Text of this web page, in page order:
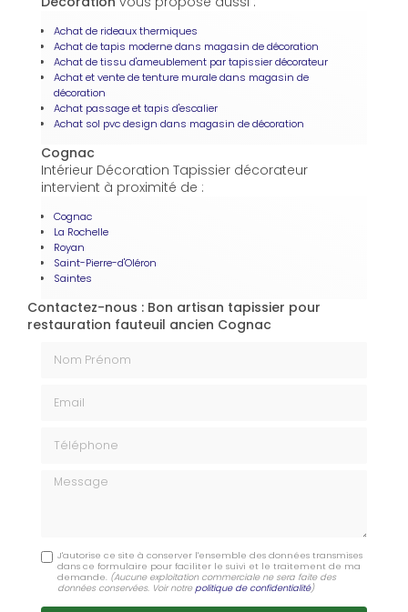
Achat de rideaux thermiques
Achat de tapis moderne dans magasin de décoration
Achat de tissu d'ameublement par tapissier décorateur
Achat et vente de tenture murale dans magasin de
décoration
Achat passage et tapis d'escalier
Achat sol pvc design dans magasin de décoration
Cognac
Intérieur Décoration Tapissier décorateur
intervient à proximité de :
Cognac
La Rochelle
Royan
Saint-Pierre-d'Oléron
Saintes
Contactez-nous : Bon artisan tapissier pour
restauration fauteuil ancien Cognac
Message
J'autorise ce site à conserver l'ensemble des données transmises
dans ce formulaire pour faciliter le suivi et le traitement de ma
demande. (Aucune exploitation commerciale ne sera faite des
données conservées. Voir notrepolitique de confidentialité)